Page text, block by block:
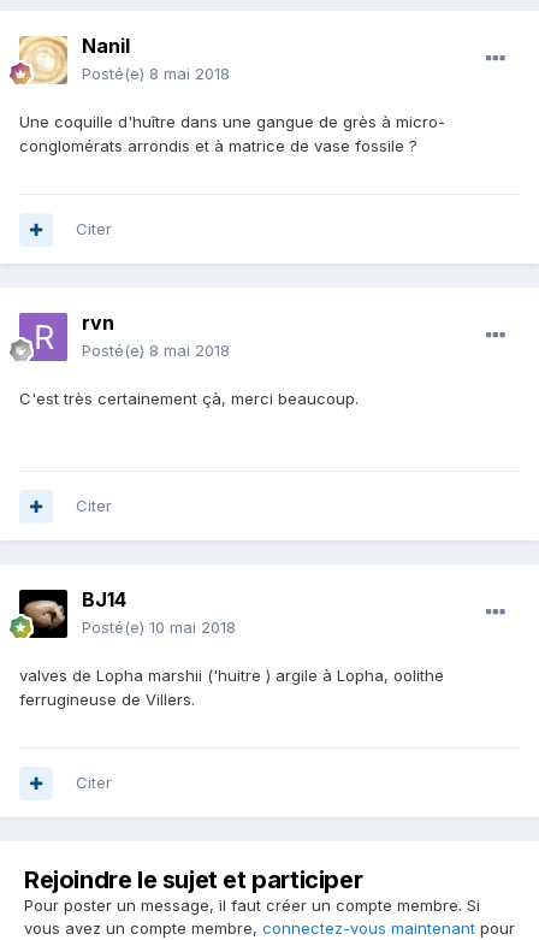
Nanil
Posté(e) 8 mai 2018
Une coquille d'huître dans une gangue de grès à micro-
conglomérats arrondis et à matrice de vase fossile ?
Citer
rvn
Posté(e) 8 mai 2018
C'est très certainement çà, merci beaucoup.
Citer
BJ14
Posté(e) 10 mai 2018
valves de Lopha marshii ('huitre ) argile à Lopha, oolithe
ferrugineuse de Villers.
Citer
Rejoindre le sujet et participer
Pour poster un message, il faut créer un compte membre. Si
vous avez un compte membre, connectez-vous maintenant pour